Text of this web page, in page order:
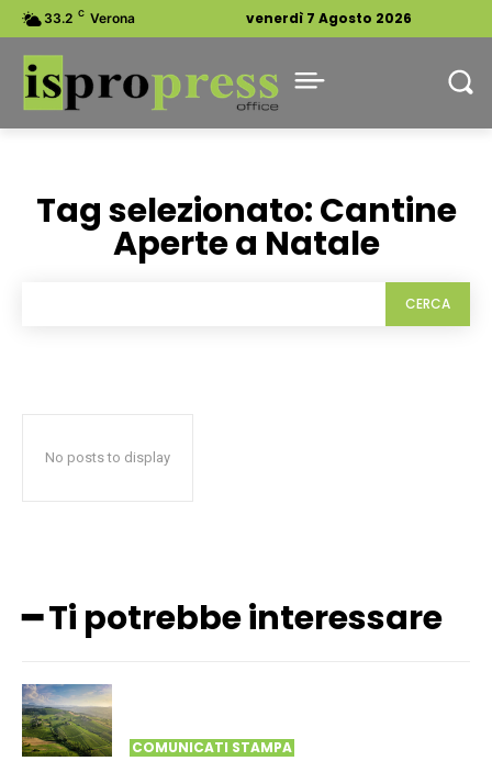
33.2 C Verona venerdì 7 Agosto 2026
Tag selezionato:Cantine
Aperte a Natale
CERCA
No posts to display
━ Ti potrebbe interessare
COMUNICATI STAMPA